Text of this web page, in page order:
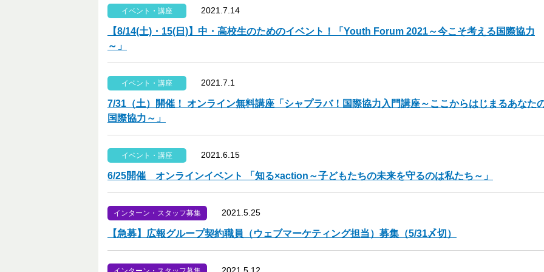
イベント・講座 2021.7.14
【8/14(土)・15(日)】中・高校生のためのイベント！「Youth Forum 2021～今こそ考える国際協力
～」
イベント・講座 2021.7.1
7/31（土）開催！ オンライン無料講座「シャプラバ！国際協力入門講座～ここからはじまるあなた
国際協力～」
イベント・講座 2021.6.15
6/25開催 オンラインイベント 「知る×action～子どもたちの未来を守るのは私たち～」
インターン・スタッフ募集 2021.5.25
【急募】広報グループ契約職員（ウェブマーケティング担当）募集（5/31〆切）